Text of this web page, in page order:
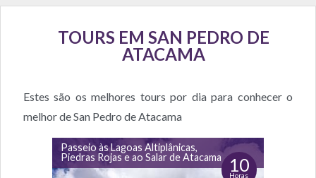
TOURS EM SAN PEDRO DE
ATACAMA
Estes são os melhores tours por dia para conhecer o
melhor de San Pedro de Atacama
Passeio às Lagoas Altiplânicas,
Piedras Rojas e ao Salar de Atacama
10
Horas